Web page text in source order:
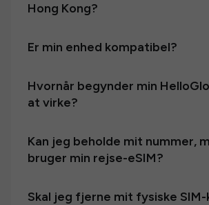
Hong Kong?
Er min enhed kompatibel?
Hvornår begynder min
at virke?
Kan jeg beholde mit nummer,
bruger min rejse-eSIM?
Skal jeg fjerne mit fysiske